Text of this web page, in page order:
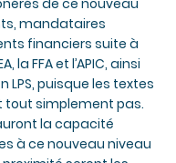
mandataires
financiers suite à
la FFA et l’APIC, ainsi
LPS, puisque les textes
tout simplement pas.
la capacité
à ce nouveau niveau